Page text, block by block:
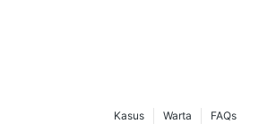
FAQs
Warta
Kasus